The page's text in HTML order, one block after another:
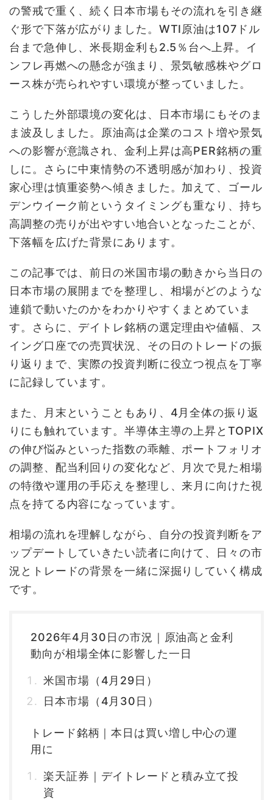
の警戒で重く、続く日本市場もその流れを引き継
ぐ形で下落が広がりました。WTI原油は107ドル
台まで急伸し、米長期金利も2.5％台へ上昇。イ
ンフレ再燃への懸念が強まり、景気敏感株やグロ
ース株が売られやすい環境が整っていました。
こうした外部環境の変化は、日本市場にもそのま
ま波及しました。原油高は企業のコスト増や景気
への影響が意識され、金利上昇は高PER銘柄の重
しに。さらに中東情勢の不透明感が加わり、投資
家心理は慎重姿勢へ傾きました。加えて、ゴール
デンウイーク前というタイミングも重なり、持ち
高調整の売りが出やすい地合いとなったことが、
下落幅を広げた背景にあります。
この記事では、前日の米国市場の動きから当日の
日本市場の展開までを整理し、相場がどのような
連鎖で動いたのかをわかりやすくまとめていま
す。さらに、デイトレ銘柄の選定理由や値幅、ス
イング口座での売買状況、その日のトレードの振
り返りまで、実際の投資判断に役立つ視点を丁寧
に記録しています。
また、月末ということもあり、4月全体の振り返
りにも触れています。半導体主導の上昇とTOPIX
の伸び悩みといった指数の乖離、ポートフォリオ
の調整、配当利回りの変化など、月次で見た相場
の特徴や運用の手応えを整理し、来月に向けた視
点を持てる内容になっています。
相場の流れを理解しながら、自分の投資判断をア
ップデートしていきたい読者に向けて、日々の市
況とトレードの背景を一緒に深掘りしていく構成
です。
2026年4月30日の市況｜原油高と金利
動向が相場全体に影響した一日
米国市場（4月29日）
日本市場（4月30日）
トレード銘柄｜本日は買い増し中心の運
用に
楽天証券｜デイトレードと積み立て投
資